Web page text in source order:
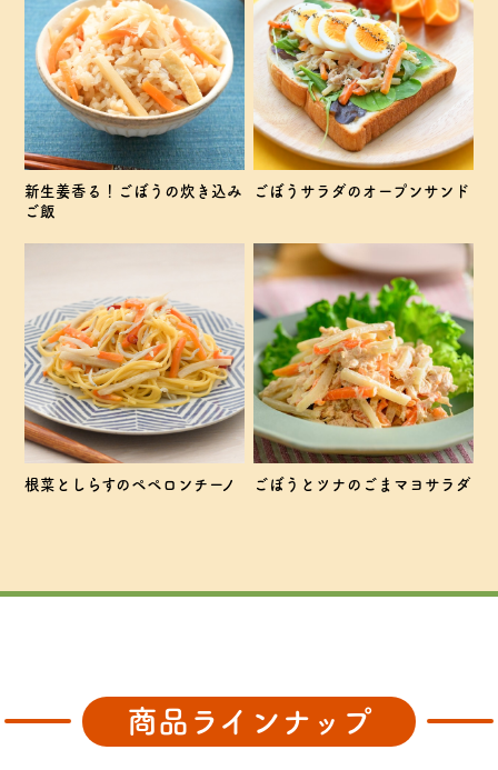
新生姜香る！ごぼうの炊き込み
ご飯
ごぼうサラダのオープンサンド
根菜としらすのペペロンチーノ ごぼうとツナのごまマヨサラダ
商品ラインナップ